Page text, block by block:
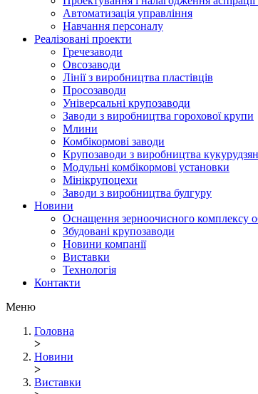
Автоматизація управління
Навчання персоналу
Реалізовані проекти
Гречезаводи
Овсозаводи
Лінії з виробництва пластівців
Просозаводи
Універсальні крупозаводи
Заводи з виробництва горохової крупи
Млини
Комбікормові заводи
Крупозаводи з виробництва
Модульні комбікормові установки
Мінікрупоцехи
Заводи з виробництва булгуру
Новини
Оснащення зерноочисного
Збудовані крупозаводи
Новини компанії
Виставки
Технологія
Контакти
Меню
Головна
>
Новини
>
Виставки